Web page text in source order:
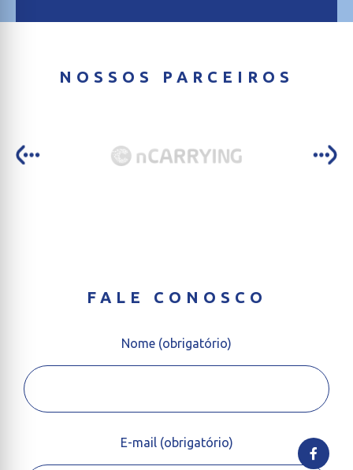
NOSSOS PARCEIROS
FALE CONOSCO
Nome (obrigatório)
E-mail (obrigatório)